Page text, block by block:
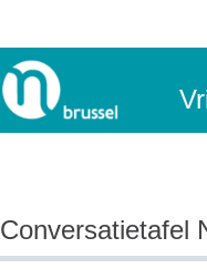
Conversatietafel